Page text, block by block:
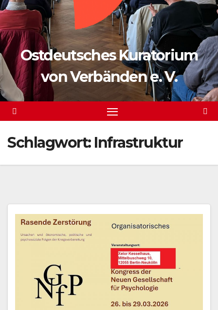
Ostdeutsches Kuratorium
von Verbänden e. V.
Schlagwort: Infrastruktur